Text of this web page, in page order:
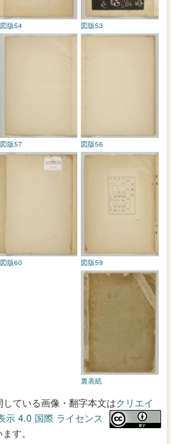
図版53
図版54
図版56
図版57
図版59
図版60
裏表紙
ている画像・翻字本文はクリエイ
示 4.0 国際 ライセンス
す。